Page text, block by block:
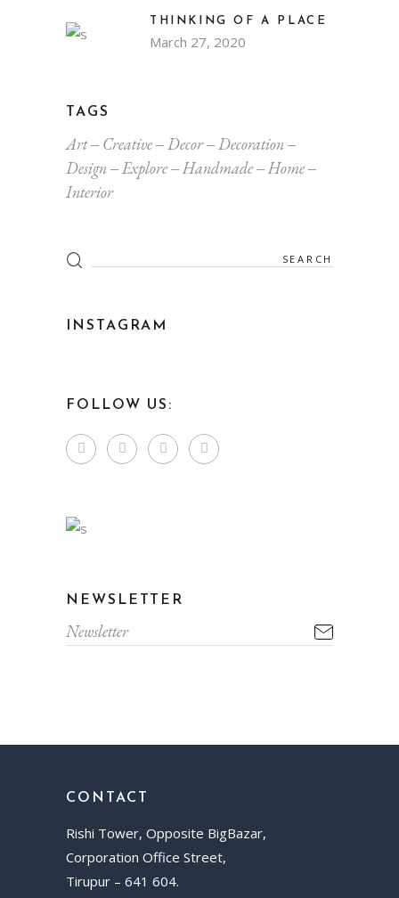
THINKING OF A PLACE
March 27, 2020
TAGS
Art Creative Decor
Decoration
Design
Explore Handmade
Home
Interior
INSTAGRAM
FOLLOW US:
NEWSLETTER
CONTACT
Rishi Tower, Opposite BigBazar,
Corporation Office Street,
Tirupur – 641 604.